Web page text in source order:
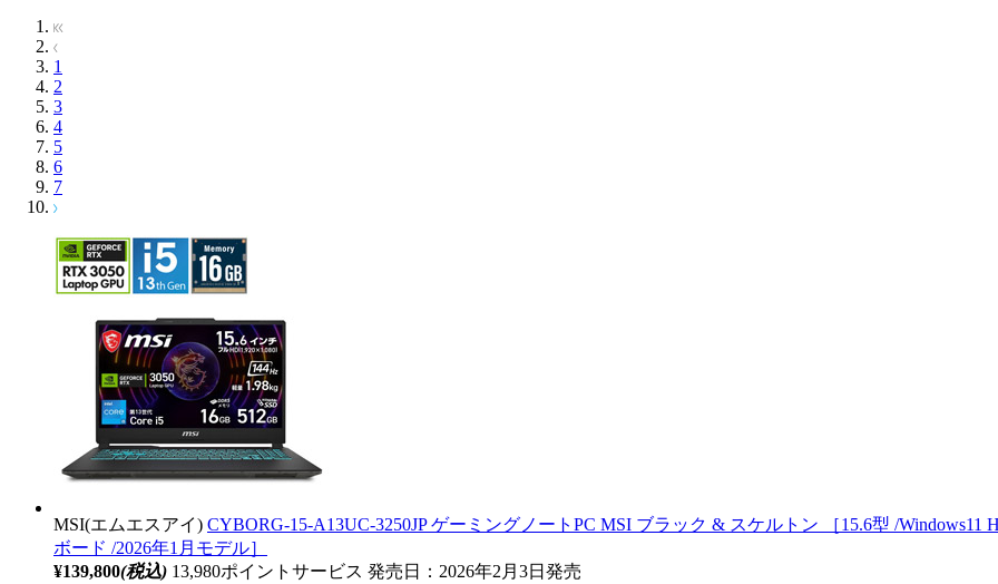
1
2
3
4
5
6
7
MSI(エムエスアイ) CYBORG-15-A13UC-3250JP ゲーミングノートPC MSI ブラック & スケルトン ［15.6型 /Windows11
ボード /2026年1月モデル］
¥139,800(税込) 13,980ポイントサービス 発売日：2026年2月3日発売